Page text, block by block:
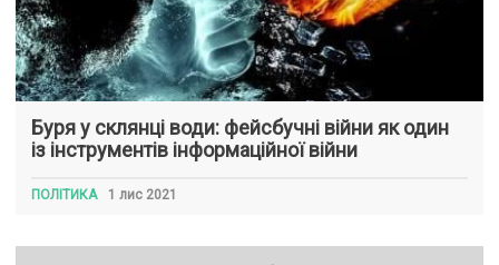
Буря у склянці води: фейсбучні війни як один
із інструментів інформаційної війни
ПОЛІТИКА 1 лис 2021